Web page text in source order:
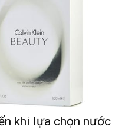
khi lựa chọn nước